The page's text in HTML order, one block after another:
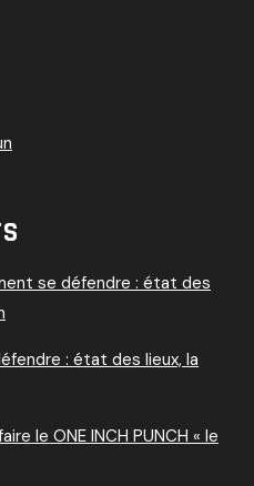
se défendre : état des
: état des lieux, la
le ONE INCH PUNCH « le